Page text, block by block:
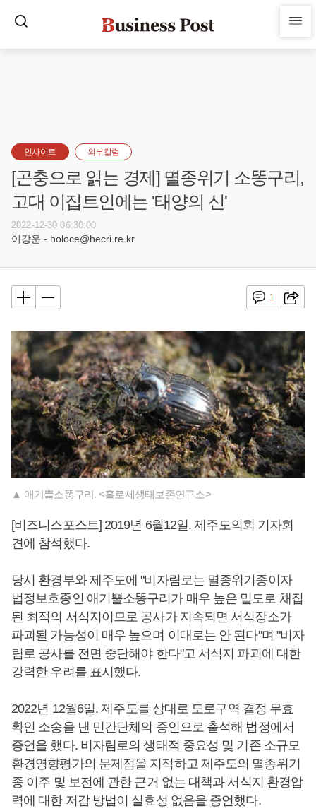
인사이트 외부칼럼
[곤충으로 읽는 경제] 멸종위기 소똥구리,
고대 이집트인에는 '태양의 신'
2022-12-30 06:30:00
이강운 - holoce@hecri.re.kr
1
▲ 애기뿔소똥구리. <홀로세생태보존연구소>
[비즈니스포스트] 2019년 6월12일. 제주도의회 기자회
견에 참석했다.
당시 환경부와 제주도에 "비자림로는 멸종위기종이자
법정보호종인 애기뿔소똥구리가 매우 높은 밀도로 채집
된 최적의 서식지이므로 공사가 지속되면 서식장소가
파괴될 가능성이 매우 높으며 이대로는 안 된다"며 "비자
림로 공사를 전면 중단해야 한다"고 서식지 파괴에 대한
강력한 우려를 표시했다.
2022년 12월6일. 제주도를 상대로 도로구역 결정 무효
확인 소송을 낸 민간단체의 증인으로 출석해 법정에서
증언을 했다. 비자림로의 생태적 중요성 및 기존 소규모
환경영향평가의 문제점을 지적하고 제주도의 멸종위기
종 이주 및 보전에 관한 근거 없는 대책과 서식지 환경압
력에 대한 저감 방법이 실효성 없음을 증언했다.